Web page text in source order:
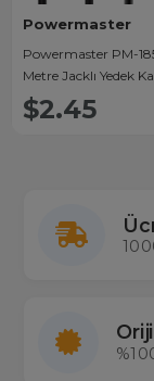
Powermaster
Powermaster PM-
Metre Jacklı Yedek
Uç Notebook
(Lenovo G-544U)
$2.45